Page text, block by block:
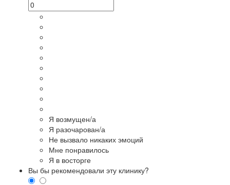
Я возмущен/а
Я разочарован/а
Не вызвало никаких эмоций
Мне понравилось
Я в восторге
Вы бы рекомендовали эту клинику?